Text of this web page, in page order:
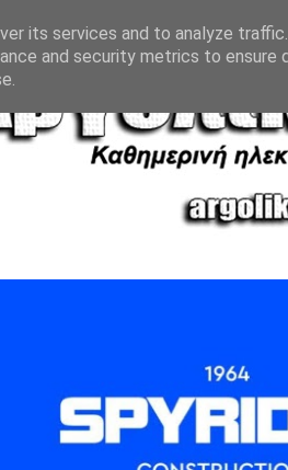
its services and to analyze
and security metrics to ensure